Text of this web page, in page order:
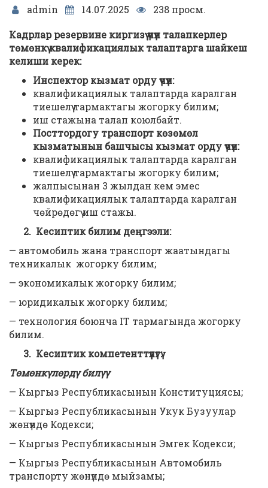
admin 14.07.2025
238 просм.
Кадрлар резервине киргизүү үчүн талапкерлер
төмөнкү квалификациялык талаптарга шайкеш
келиши керек:
Инспектор кызмат орду үчүн:
квалификациялык талаптарда каралган
тиешелүү тармактагы жогорку билим;
иш стажына талап коюлбайт.
Посттордогу транспорт көзөмөл
кызматынын башчысы кызмат орду үчүн:
квалификациялык талаптарда каралган
тиешелүү тармактагы жогорку билим;
жалпысынан 3 жылдан кем эмес
квалификациялык талаптарда каралган
чөйрөдөгү иш стажы.
2. Кесиптик билим деңгээли:
— автомобиль жана транспорт жаатындагы
техникалык жогорку билим;
— экономикалык жогорку билим;
— юридикалык жогорку билим;
— технология боюнча IT тармагында жогорку
билим.
3. Кесиптик компетенттүүлүгү:
Төмөнкүлөрдү билүү
— Кыргыз Республикасынын Конституциясы;
— Кыргыз Республикасынын Укук Бузуулар
жөнүндө Кодекси;
— Кыргыз Республикасынын Эмгек Кодекси;
— Кыргыз Республикасынын Автомобиль
транспорту жөнүндө мыйзамы;